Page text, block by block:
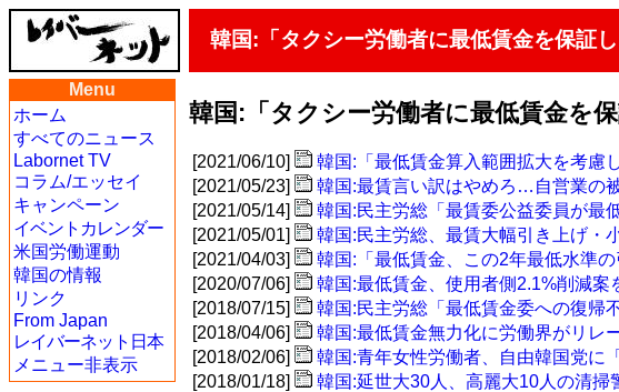
韓国:「タクシー労働者に最低賃金を保証し
Menu
ホーム
すべてのニュース
Labornet TV
コラム/エッセイ
キャンペーン
イベントカレンダー
米国労働運動
韓国の情報
リンク
From Japan
レイバーネット日本
メニュー非表示
韓国:「タクシー労働者に最低賃金を保
[2021/06/10]
韓国:「最低賃金算入範囲拡大を考慮
[2021/05/23]
韓国:最賃言い訳はやめろ…自営業の
[2021/05/14]
韓国:民主労総「最賃委公益委員が最
[2021/05/01]
韓国:民主労総、最賃大幅引き上げ・
[2021/04/03]
韓国:「最低賃金、この2年最低水準
[2020/07/06]
韓国:最低賃金、使用者側2.1%削減案
[2018/07/15]
韓国:民主労総「最低賃金委への復帰
[2018/04/06]
韓国:最低賃金無力化に労働界がリレ
[2018/02/06]
韓国:青年女性労働者、自由韓国党に
[2018/01/18]
韓国:延世大30人、高麗大10人の清掃